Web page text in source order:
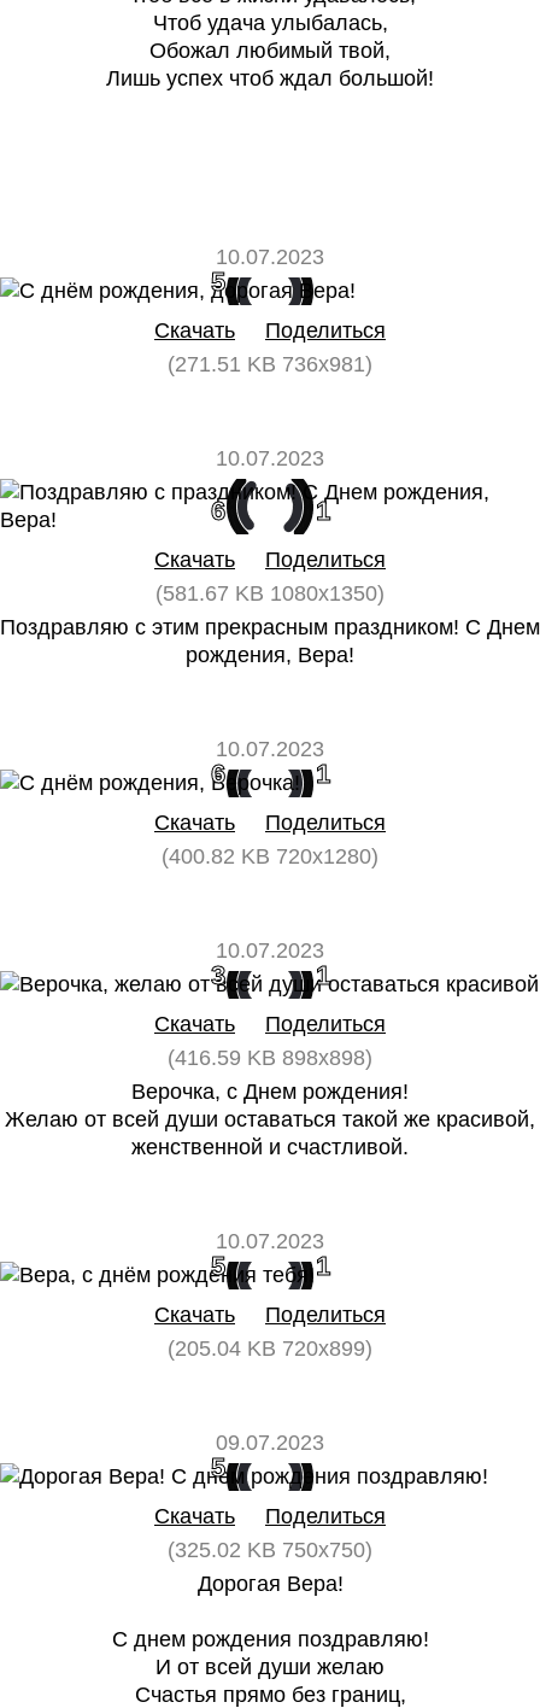
Чтоб удача улыбалась,
Обожал любимый твой,
Лишь успех чтоб ждал большой!
10.07.2023
5 0
Скачать
Поделиться
(271.51 KB 736x981)
10.07.2023
6 1
Скачать
Поделиться
(581.67 KB 1080x1350)
Поздравляю с этим прекрасным праздником! С Днем
рождения, Вера!
10.07.2023
6 1
Скачать
Поделиться
(400.82 KB 720x1280)
10.07.2023
3 1
Скачать
Поделиться
(416.59 KB 898x898)
Верочка, с Днем рождения!
Желаю от всей души оставаться такой же красивой,
женственной и счастливой.
10.07.2023
5 1
Скачать
Поделиться
(205.04 KB 720x899)
09.07.2023
5 0
Скачать
Поделиться
(325.02 KB 750x750)
Дорогая Вера!
С днем рождения поздравляю!
И от всей души желаю
Счастья прямо без границ,